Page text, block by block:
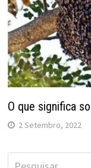
O que significa
2 Setembro, 2022
Pesquisar